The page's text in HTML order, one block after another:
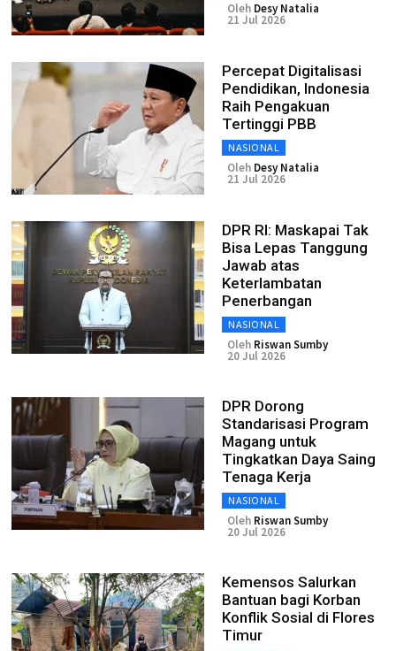
Oleh Desy Natalia
21 Jul 2026
Percepat Digitalisasi
Pendidikan, Indonesia
Raih Pengakuan
Tertinggi PBB
NASIONAL
Oleh Desy Natalia
21 Jul 2026
DPR RI: Maskapai Tak
Bisa Lepas Tanggung
Jawab atas
Keterlambatan
Penerbangan
NASIONAL
Oleh Riswan Sumby
20 Jul 2026
DPR Dorong
Standarisasi Program
Magang untuk
Tingkatkan Daya Saing
Tenaga Kerja
NASIONAL
Oleh Riswan Sumby
20 Jul 2026
Kemensos Salurkan
Bantuan bagi Korban
Konflik Sosial di Flores
Timur